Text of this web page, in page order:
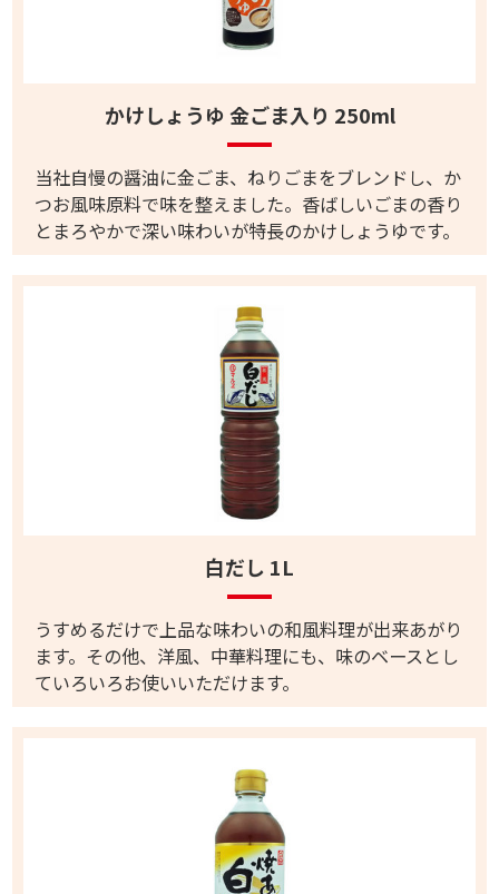
かけしょうゆ 金ごま入り 250ml
当社自慢の醤油に金ごま、ねりごまをブレンドし、か
つお風味原料で味を整えました。香ばしいごまの香り
とまろやかで深い味わいが特長のかけしょうゆです。
白だし 1L
うすめるだけで上品な味わいの和風料理が出来あがり
ます。その他、洋風、中華料理にも、味のベースとし
ていろいろお使いいただけます。